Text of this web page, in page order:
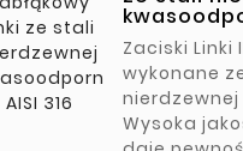
Zaciski Linki
wykonane
nierdzewnej
Wysoka